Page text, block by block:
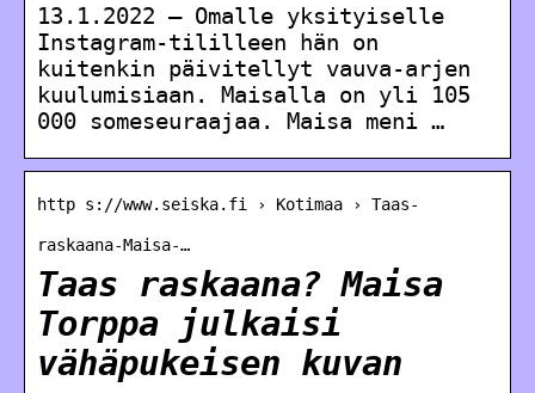
13.1.2022 — Omalle yksityiselle
Instagram-tililleen hän on
kuitenkin päivitellyt vauva-arjen
kuulumisiaan. Maisalla on yli 105
000 someseuraajaa. Maisa meni …
http s://www.seiska.fi › Kotimaa › Taas-
raskaana-Maisa-…
Taas raskaana? Maisa
Torppa julkaisi
vähäpukeisen kuvan